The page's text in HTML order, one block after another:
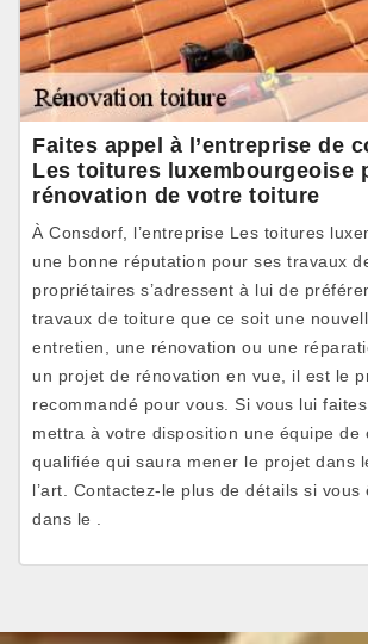
Faites appel à l’entreprise de
Les toitures luxembourgeoise
rénovation de votre toiture
À Consdorf, l’entreprise Les toitures
une bonne réputation pour ses travaux
propriétaires s’adressent à lui de
travaux de toiture que ce soit une
entretien, une rénovation ou une
un projet de rénovation en vue, il est le
recommandé pour vous. Si vous lui
mettra à votre disposition une équipe de
qualifiée qui saura mener le projet dans
l’art. Contactez-le plus de détails si vous
dans le .